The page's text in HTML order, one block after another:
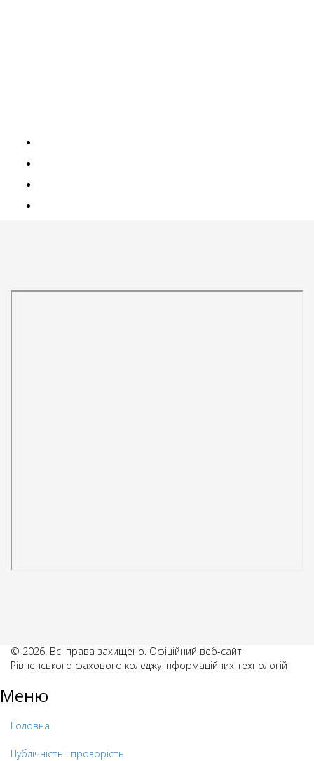
© 2026. Всі права захищено. Офіційний веб-сайт
Рівненського фахового коледжу інформаційних технологій
Меню
Головна
Публічність і прозорість